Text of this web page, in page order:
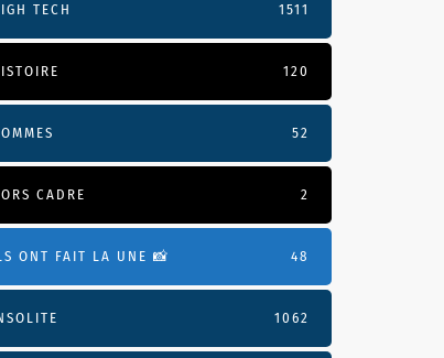
TECH 1511
120
52
CADRE 2
ONT FAIT LA UNE 📸 48
1062